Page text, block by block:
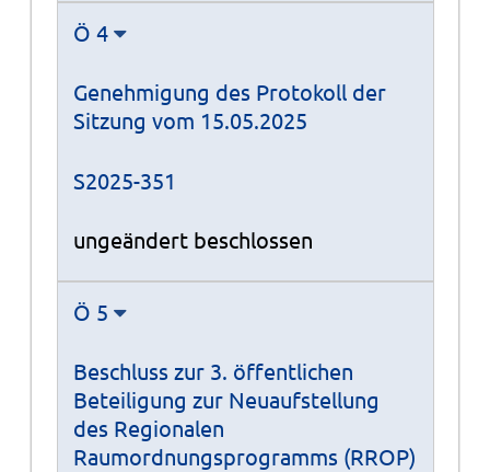
Ö 4
Genehmigung des Protokoll der
Sitzung vom 15.05.2025
S2025-351
ungeändert beschlossen
Ö 5
Beschluss zur 3. öffentlichen
Beteiligung zur Neuaufstellung
des Regionalen
Raumordnungsprogramms (RROP)